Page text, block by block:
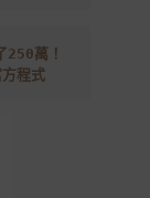
250萬！
程式